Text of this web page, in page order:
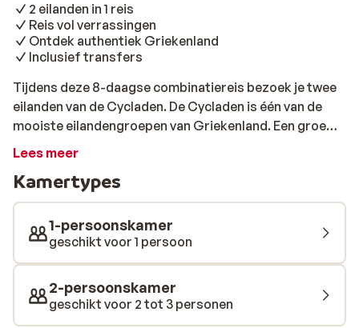
2 eilanden in 1 reis
Reis vol verrassingen
Ontdek authentiek Griekenland
Inclusief transfers
Tijdens deze 8-daagse combinatiereis bezoek je twee
eilanden van de Cycladen. De Cycladen is één van de
mooiste eilandengroepen van Griekenland. Een groep
van kleine bewoonde en onbewoonde vulkanische
eilandhop reis bezoek je de eilanden Naxos en
Santorini. Je vaart van eiland naar eiland en op elk
eiland word je opgevangen en per transfer naar uw
accommodatie gebracht. Je vliegt aan op het eiland
Santorini. Vervolgens vertrek je dezelfde dag of de
volgende dag met de boot naar een volgend eiland. Op
de eilanden verblijf je circa 3-5 nachten. Je bezoekt
Santorini als laatste eiland zodat je op het eiland bent
Lees meer
Kamertypes
1-persoonskamer
geschikt voor 1 persoon
2-persoonskamer
geschikt voor 2 tot 3 personen